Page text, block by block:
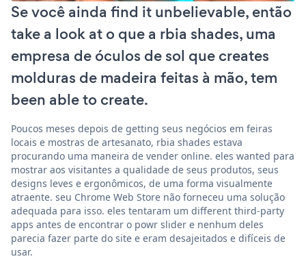
Se você ainda find it unbelievable, então
take a look at o que a rbia shades, uma
empresa de óculos de sol que creates
molduras de madeira feitas à mão, tem
been able to create.
Poucos meses depois de getting seus negócios em feiras
locais e mostras de artesanato, rbia shades estava
procurando uma maneira de vender online. eles wanted para
mostrar aos visitantes a qualidade de seus produtos, seus
designs leves e ergonômicos, de uma forma visualmente
atraente. seu Chrome Web Store não forneceu uma solução
adequada para isso. eles tentaram um different third-party
apps antes de encontrar o powr slider e nenhum deles
parecia fazer parte do site e eram desajeitados e difíceis de
usar.